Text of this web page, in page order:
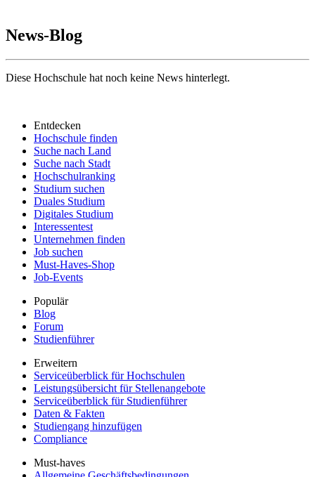
News-Blog
Diese Hochschule hat noch keine News hinterlegt.
Entdecken
Hochschule finden
Suche nach Land
Suche nach Stadt
Hochschulranking
Studium suchen
Duales Studium
Digitales Studium
Interessentest
Unternehmen finden
Job suchen
Must-Haves-Shop
Job-Events
Populär
Blog
Forum
Studienführer
Erweitern
Serviceüberblick für Hochschulen
Leistungsübersicht für Stellenangebote
Serviceüberblick für Studienführer
Daten & Fakten
Studiengang hinzufügen
Compliance
Must-haves